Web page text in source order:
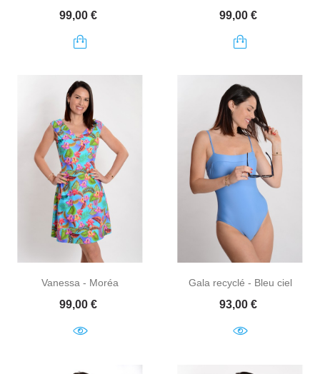
Prix
99,00 € Prix
99,00 €
Vanessa - Moréa
Prix
99,00 €
Gala recyclé - Bleu ciel
Prix
93,00 €